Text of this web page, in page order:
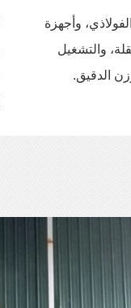
وأجهزة
والتشغيل
الدقيق.